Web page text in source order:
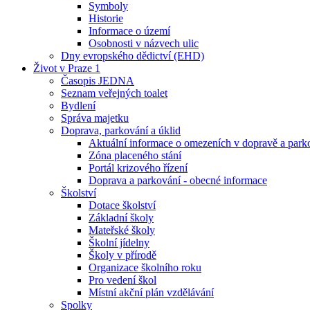
Symboly
Historie
Informace o území
Osobnosti v názvech ulic
Dny evropského dědictví (EHD)
Život v Praze 1
Časopis JEDNA
Seznam veřejných toalet
Bydlení
Správa majetku
Doprava, parkování a úklid
Aktuální informace o omezeních v dopravě a
Zóna placeného stání
Portál krizového řízení
Doprava a parkování - obecné informace
Školství
Dotace školství
Základní školy
Mateřské školy
Školní jídelny
Školy v přírodě
Organizace školního roku
Pro vedení škol
Místní akční plán vzdělávání
Spolky